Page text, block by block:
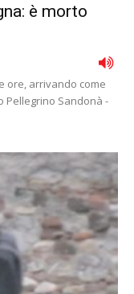
è morto
ore, arrivando come
Pellegrino Sandonà -